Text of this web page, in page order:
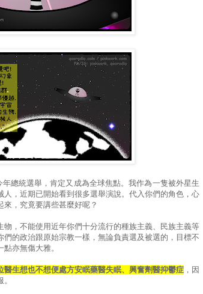
總統選舉，肯定又成為全球焦點。我作為一隻被外星生
，近期已開始看到很多選舉演說。代入你們的角色，心
，究竟要講些甚麼好呢？
，不能使用近年你們十分流行的種族主義、民族主義等
的政治跟原始宗教一樣，無論負責選及被選的，目標不
亦無傷大雅。
生想也不想便處方安眠藥醫失眠、興奮劑醫抑鬱症 ，因